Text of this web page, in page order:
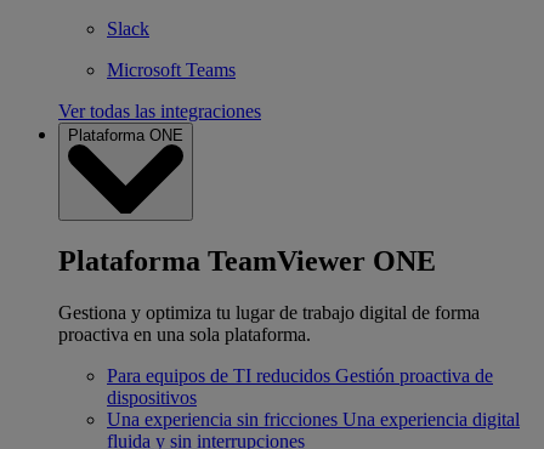
Slack
Microsoft Teams
Ver todas las integraciones
Plataforma ONE
Plataforma TeamViewer ONE
Gestiona y optimiza tu lugar de trabajo digital de forma
proactiva en una sola plataforma.
Para equipos de TI reducidos Gestión proactiva de
dispositivos
Una experiencia sin fricciones Una experiencia digital
fluida y sin interrupciones